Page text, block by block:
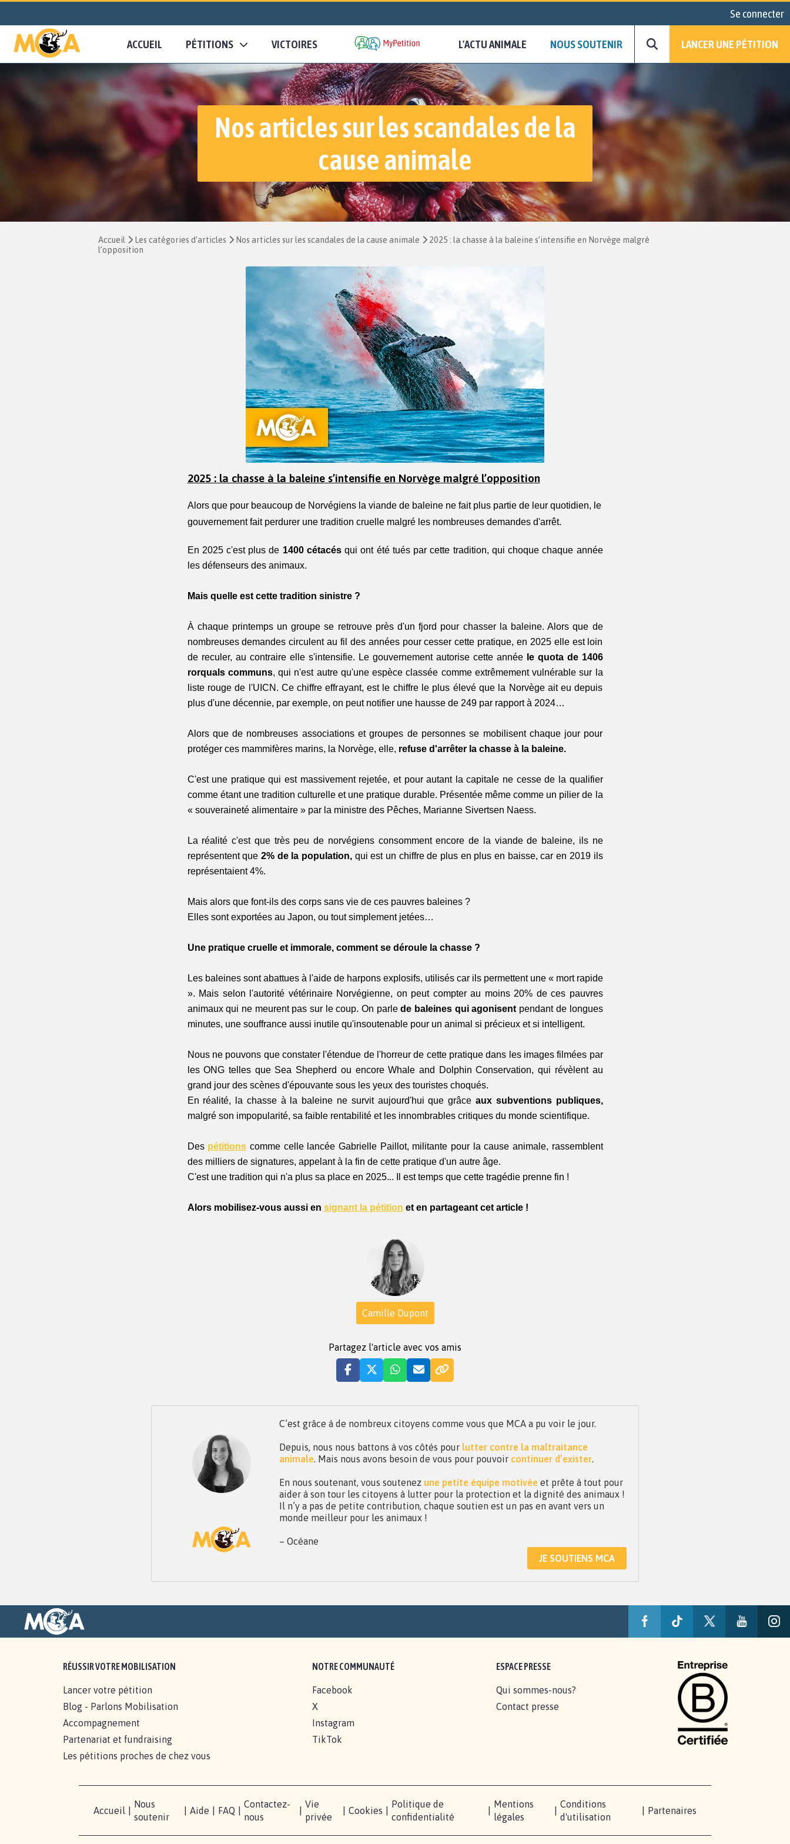
Se connecter
ACCUEIL PÉTITIONS VICTOIRES L'ACTU ANIMALE NOUS SOUTENIR LANCER UNE PÉTITION
Nos articles sur les scandales de la
cause animale
Accueil Les catégories d'articles Nos articles sur les scandales de la cause animale
2025 : la chasse à la baleine s’intensifie en Norvège malgré
l’opposition
2025 : la chasse à la baleine s’intensifie en Norvège malgré l’opposition
Alors que pour beaucoup de Norvégiens la viande de baleine ne fait plus partie de leur quotidien, le
gouvernement fait perdurer une tradition cruelle malgré les nombreuses demandes d'arrêt.
En 2025 c'est plus de 1400 cétacés qui ont été tués par cette tradition, qui choque chaque année
les défenseurs des animaux.
Mais quelle est cette tradition sinistre ?
À chaque printemps un groupe se retrouve près d'un fjord pour chasser la baleine. Alors que de
nombreuses demandes circulent au fil des années pour cesser cette pratique, en 2025 elle est loin
de reculer, au contraire elle s'intensifie. Le gouvernement autorise cette année le quota de 1406
rorquals communs, qui n'est autre qu'une espèce classée comme extrêmement vulnérable sur la
liste rouge de l'UICN. Ce chiffre effrayant, est le chiffre le plus élevé que la Norvège ait eu depuis
plus d'une décennie, par exemple, on peut notifier une hausse de 249 par rapport à 2024…
Alors que de nombreuses associations et groupes de personnes se mobilisent chaque jour pour
protéger ces mammifères marins, la Norvège, elle, refuse d'arrêter la chasse à la baleine.
C'est une pratique qui est massivement rejetée, et pour autant la capitale ne cesse de la qualifier
comme étant une tradition culturelle et une pratique durable. Présentée même comme un pilier de la
« souveraineté alimentaire » par la ministre des Pêches, Marianne Sivertsen Naess.
La réalité c'est que très peu de norvégiens consomment encore de la viande de baleine, ils ne
représentent que 2% de la population, qui est un chiffre de plus en plus en baisse, car en 2019 ils
représentaient 4%.
Mais alors que font-ils des corps sans vie de ces pauvres baleines ?
Elles sont exportées au Japon, ou tout simplement jetées…
Une pratique cruelle et immorale, comment se déroule la chasse ?
Les baleines sont abattues à l'aide de harpons explosifs, utilisés car ils permettent une « mort rapide
». Mais selon l'autorité vétérinaire Norvégienne, on peut compter au moins 20% de ces pauvres
animaux qui ne meurent pas sur le coup. On parle de baleines qui agonisent pendant de longues
minutes, une souffrance aussi inutile qu'insoutenable pour un animal si précieux et si intelligent.
Nous ne pouvons que constater l'étendue de l'horreur de cette pratique dans les images filmées par
les ONG telles que Sea Shepherd ou encore Whale and Dolphin Conservation, qui révèlent au
grand jour des scènes d'épouvante sous les yeux des touristes choqués.
En réalité, la chasse à la baleine ne survit aujourd'hui que grâce aux subventions publiques,
malgré son impopularité, sa faible rentabilité et les innombrables critiques du monde scientifique.
Des pétitions comme celle lancée Gabrielle Paillot, militante pour la cause animale, rassemblent
des milliers de signatures, appelant à la fin de cette pratique d'un autre âge.
C'est une tradition qui n'a plus sa place en 2025... Il est temps que cette tragédie prenne fin !
Alors mobilisez-vous aussi en signant la pétition et en partageant cet article !
Camille Dupont
Partagez l'article avec vos amis
C’est grâce à de nombreux citoyens comme vous que MCA a pu voir le jour.
Depuis, nous nous battons à vos côtés pour lutter contre la maltraitance
animale. Mais nous avons besoin de vous pour pouvoir continuer d’exister.
En nous soutenant, vous soutenez une petite équipe motivée et prête à tout pour
aider à son tour les citoyens à lutter pour la protection et la dignité des animaux !
Il n’y a pas de petite contribution, chaque soutien est un pas en avant vers un
monde meilleur pour les animaux !
– Océane
JE SOUTIENS MCA
RÉUSSIR VOTRE MOBILISATION
Lancer votre pétition
Blog - Parlons Mobilisation
Accompagnement
Partenariat et fundraising
Les pétitions proches de chez vous
NOTRE COMMUNAUTÉ
Facebook
X
Instagram
TikTok
ESPACE PRESSE
Qui sommes-nous?
Contact presse
Accueil
Nous
soutenir
Aide FAQ
Contactez-
nous
Vie
privée
Cookies
Politique de
confidentialité
Mentions
légales
Conditions
d'utilisation
Partenaires